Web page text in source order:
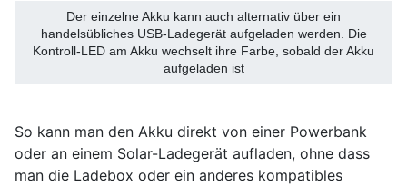
Der einzelne Akku kann auch alternativ über ein
handelsübliches USB-Ladegerät aufgeladen werden. Die
Kontroll-LED am Akku wechselt ihre Farbe, sobald der Akku
aufgeladen ist
So kann man den Akku direkt von einer Powerbank
oder an einem Solar-Ladegerät aufladen, ohne dass
man die Ladebox oder ein anderes kompatibles